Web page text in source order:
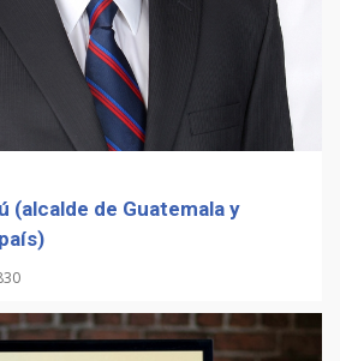
(alcalde de Guatemala y